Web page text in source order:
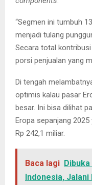
“Segmen ini tumbuh
menjadi tulang
Secara total
porsi penjualan yang
Di tengah
optimis kalau pasar
besar. Ini bisa dilihat
Eropa sepanjang
Rp 242,1 miliar.
Baca lagi
Indonesia, Jalani